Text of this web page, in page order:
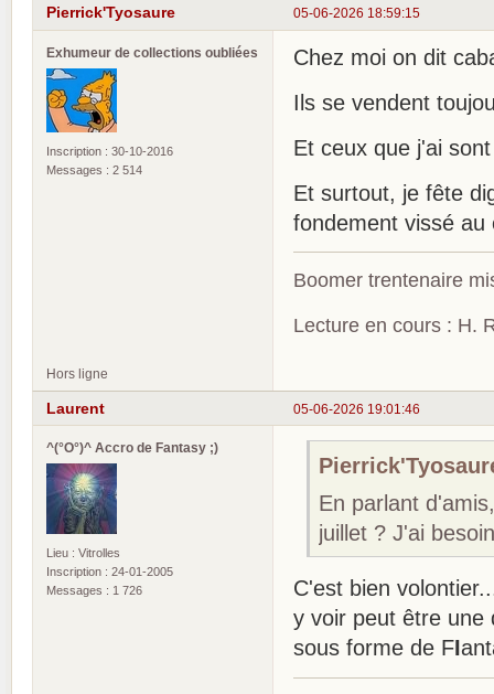
05-06-2026 18:59:15
Pierrick'Tyosaure
Exhumeur de collections oubliées
Inscription : 30-10-2016
Messages : 2 514
Chez moi on dit
Ils se vendent
Et ceux que j'ai
Et surtout, je fête
fondement vissé
Boomer trentenaire
Lecture en cours : H.
Hors ligne
05-06-2026 19:01:46
Laurent
^(°O°)^ Accro de Fantasy ;)
Lieu : Vitrolles
Inscription : 24-01-2005
Messages : 1 726
En parlant
juillet ? J'ai
C'est bien
y voir peut être une
sous forme de FI